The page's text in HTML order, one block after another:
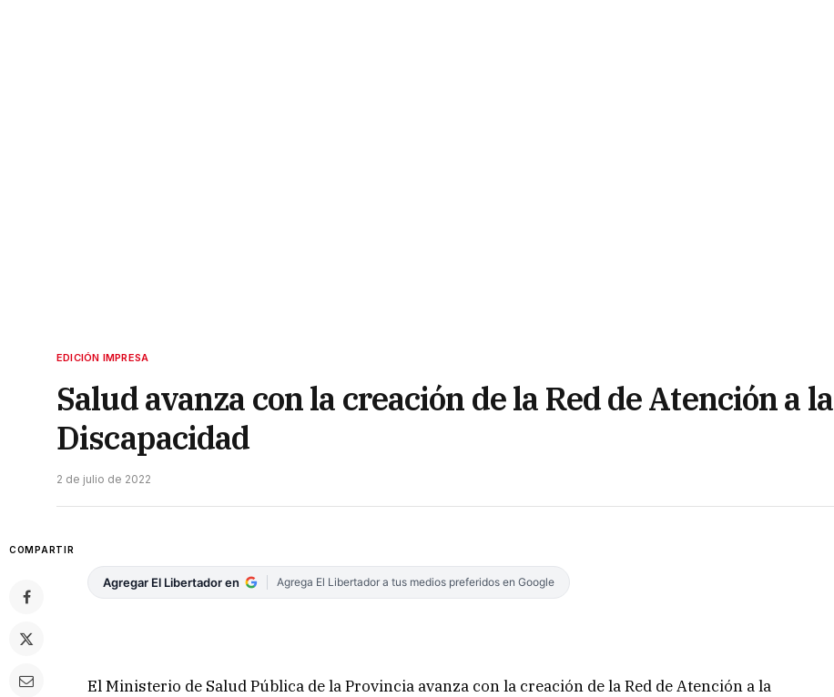
EDICIÓN IMPRESA
Salud avanza con la creación de la Red de Atención a la
Discapacidad
2 de julio de 2022
COMPARTIR
Agregar El Libertador en Agrega El Libertador a tus medios preferidos en Google
El Ministerio de Salud Pública de la Provincia avanza con la creación de la Red de Atención a la